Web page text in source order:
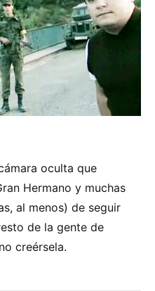
oculta que
Hermano y muchas
al menos) de seguir
de la gente de
creérsela.